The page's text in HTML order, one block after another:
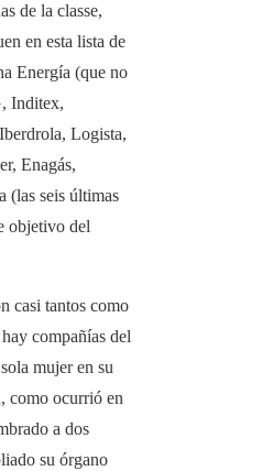
de la classe,
en esta lista de
Energía (que no
Inditex,
Logista,
Enagás,
(las seis últimas
objetivo del
casi tantos como
compañías del
mujer en su
como ocurrió en
a dos
su órgano